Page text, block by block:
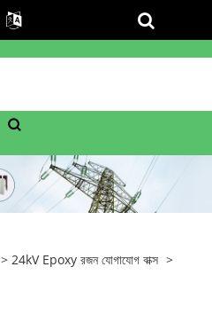
>24kV Epoxy রজন যোগাযোগ বাক্স >